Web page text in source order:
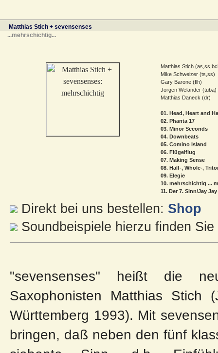
Matthias Stich + sevensenses
...mehrschichtig...
Matthias Stich
Mike Schweizer (ts,ss)
Gary Barone (flh)
Jörgen Welander (tuba)
Matthias Daneck (dr)
01. Head, Heart and
02. Phanta 17
03. Minor Seconds
04. Downbeats
05. Comino Island
06. Flügelflug
07. Making Sense
08. Half-, Whole-,
09. Elegie
10. mehrschichtig ...
11. Der 7. Sinn/Jay Jay
Direkt bei uns bestellen: Shop
Soundbeispiele hierzu finden
"sevensenses" heißt die
Saxophonisten Matthias Stich
Württemberg 1993). Mit
bringen, daß neben den fünf